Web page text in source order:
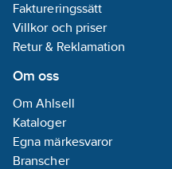
Faktureringssätt
Villkor och priser
Retur & Reklamation
Om oss
Om Ahlsell
Kataloger
Egna märkesvaror
Branscher